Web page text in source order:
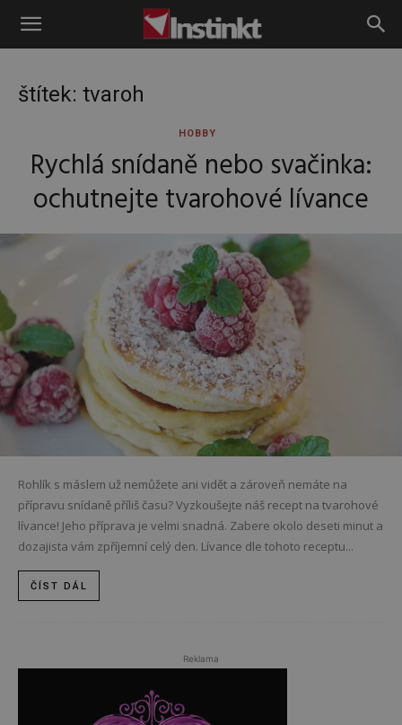
Instinkt
štítek: tvaroh
HOBBY
Rychlá snídaně nebo svačinka:
ochutnejte tvarohové lívance
Rohlík s máslem už nemůžete ani vidět a zároveň nemáte na
přípravu snídaně příliš času? Vyzkoušejte náš recept na tvarohové
lívance! Jeho příprava je velmi snadná. Zabere okolo deseti minut a
dozajista vám zpříjemní celý den. Lívance dle tohoto receptu...
ČÍST DÁL
Reklama